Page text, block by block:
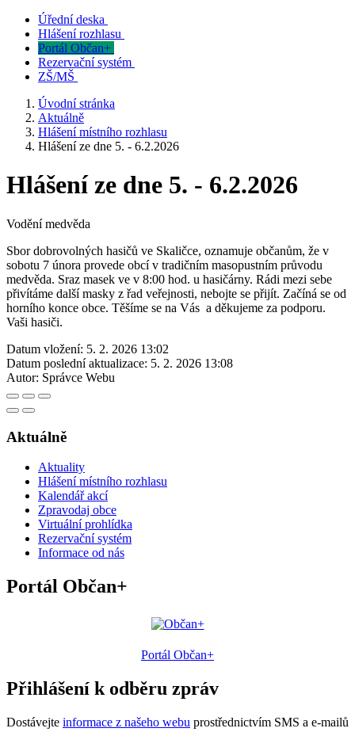
Úřední deska
Hlášení rozhlasu
Portál Občan+
Rezervační systém
ZŠ/MŠ
Úvodní stránka
Aktuálně
Hlášení místního rozhlasu
Hlášení ze dne 5. - 6.2.2026
Hlášení ze dne 5. - 6.2.2026
Vodění medvěda
Sbor dobrovolných hasičů ve Skaličce, oznamuje občanům, že v
sobotu 7 února provede obcí v tradičním masopustním průvodu
medvěda. Sraz masek ve v 8:00 hod. u hasičárny. Rádi mezi sebe
přivítáme další masky z řad veřejnosti, nebojte se přijít. Začíná se od
horního konce obce. Těšíme se na Vás a děkujeme za podporu.
Vaši hasiči.
Datum vložení: 5. 2. 2026 13:02
Datum poslední aktualizace: 5. 2. 2026 13:08
Autor: Správce Webu
Aktuálně
Aktuality
Hlášení místního rozhlasu
Kalendář akcí
Zpravodaj obce
Virtuální prohlídka
Rezervační systém
Informace od nás
Portál Občan+
Portál Občan+
Přihlášení k odběru zpráv
Dostávejte informace z našeho webu prostřednictvím SMS a e-mailů